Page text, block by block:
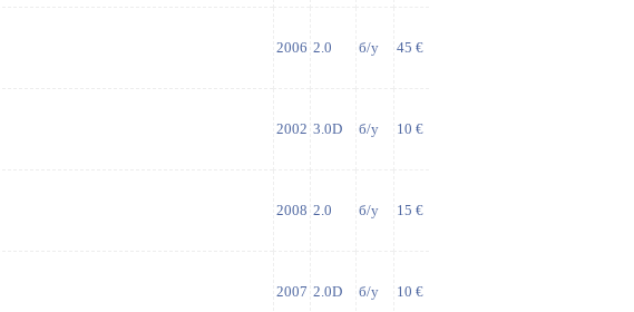
2006 2.0 б/у 45 €
2002 3.0D б/у 10 €
2008 2.0 б/у 15 €
2007 2.0D б/у 10 €